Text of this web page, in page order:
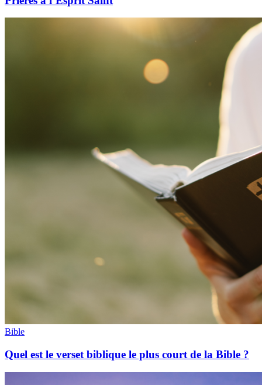
Bible
Quel est le verset biblique le plus court de la Bible ?